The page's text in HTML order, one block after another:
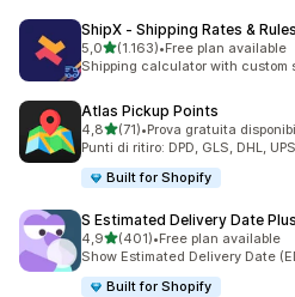
ShipX ‑ Shipping Rates & Rules
5,0stelle su 5
(1.163)
1163 recensioni totali
•Free plan available
Shipping calculator with custom
Atlas Pickup Points
4,8stelle su 5
(71)
71 recensioni totali
•Prova gratuita
Punti di ritiro: DPD, GLS, DHL,
Built for Shopify
S Estimated Delivery Date Plus
4,9stelle su 5
(401)
401 recensioni totali
•Free plan available
Show Estimated Delivery Date
Built for Shopify